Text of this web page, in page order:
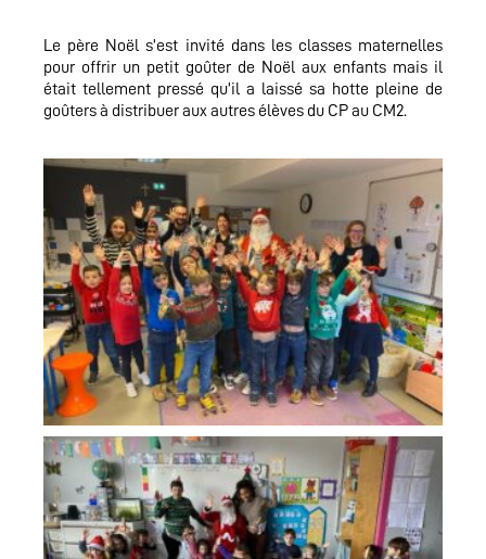
Le père Noël s’est invité dans les classes maternelles
pour offrir un petit goûter de Noël aux enfants mais il
était tellement pressé qu’il a laissé sa hotte pleine de
goûters à distribuer aux autres élèves du CP au CM2.